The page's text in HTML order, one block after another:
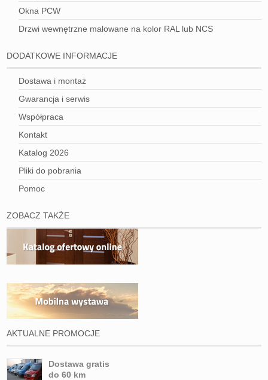
Okna PCW
Drzwi wewnętrzne malowane na kolor RAL lub NCS
DODATKOWE INFORMACJE
Dostawa i montaż
Gwarancja i serwis
Współpraca
Kontakt
Katalog 2026
Pliki do pobrania
Pomoc
ZOBACZ TAKŻE
AKTUALNE PROMOCJE
Dostawa gratis
do 60 km